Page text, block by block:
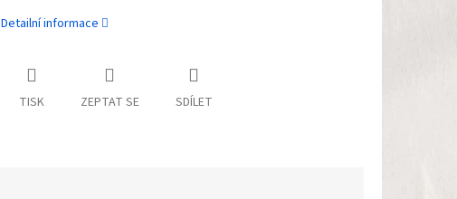
Detailní informace
TISK ZEPTAT SE SDÍLET